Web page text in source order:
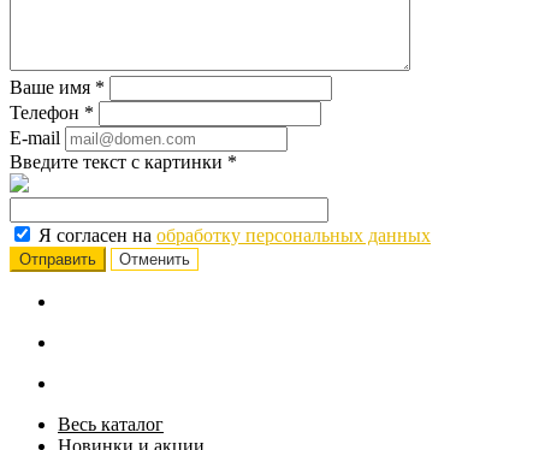
Ваше имя *
Телефон *
E-mail
Введите текст с картинки *
Я согласен на обработку персональных данных
Отменить
Весь каталог